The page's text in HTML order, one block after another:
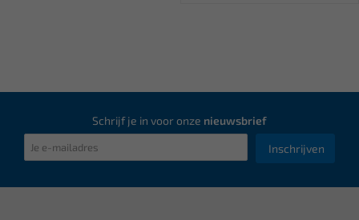
Schrijf je in voor onze nieuwsbrief
Inschrijven